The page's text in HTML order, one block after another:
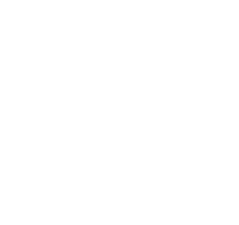
"השוטה מחצר המלכות"